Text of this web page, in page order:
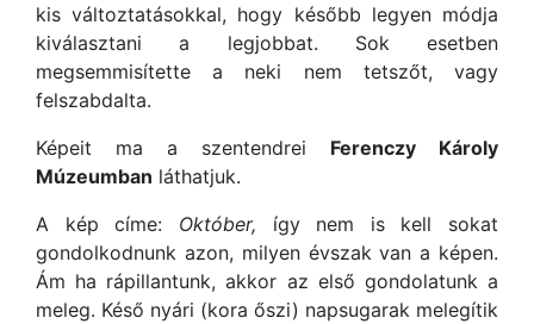
kis változtatásokkal, hogy később legyen módja
kiválasztani a legjobbat. Sok esetben
megsemmisítette a neki nem tetszőt, vagy
felszabdalta.
Képeit ma a szentendrei Ferenczy Károly
Múzeumban láthatjuk.
A kép címe: Október, így nem is kell sokat
gondolkodnunk azon, milyen évszak van a képen.
Ám ha rápillantunk, akkor az első gondolatunk a
meleg. Késő nyári (kora őszi) napsugarak melegítik